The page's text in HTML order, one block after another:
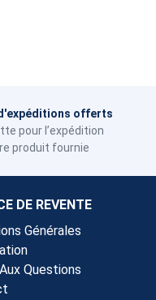
offerts
pour l’expédition
produit fournie
DE REVENTE
Générales
Questions